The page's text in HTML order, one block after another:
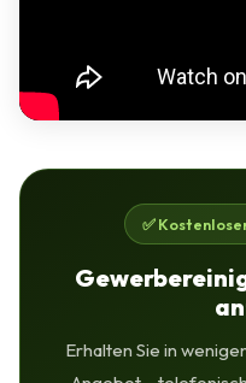
✅
Erhalten Sie in